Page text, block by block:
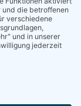
in Ihrem